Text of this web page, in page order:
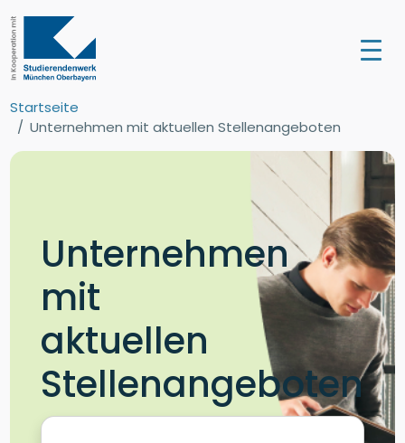
Startseite
Unternehmen mit aktuellen Stellenangeboten
Unternehmen
mit
aktuellen
Stellenangeboten